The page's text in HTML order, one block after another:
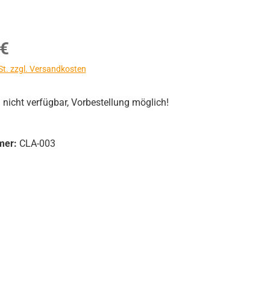
zzgl. Versandkosten
verfügbar, Vorbestellung möglich!
CLA-003